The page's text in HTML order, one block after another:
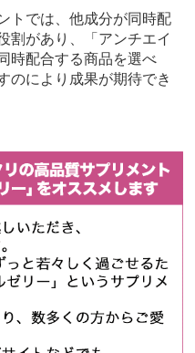
トでは、他成分が同時配
割があり、「アンチエイ
時配合する商品を選べ
のにより成果が期待でき